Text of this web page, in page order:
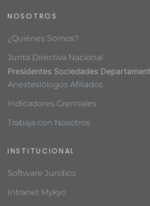
NOSOTROS
¿Quiénes Somos?
Junta Directiva Nacional
Presidentes Sociedades
Anestesiólogos Afiliados
Indicadores Gremiales
Trabaja con Nosotros
INSTITUCIONAL
Software Jurídico
Intranet Mykyo